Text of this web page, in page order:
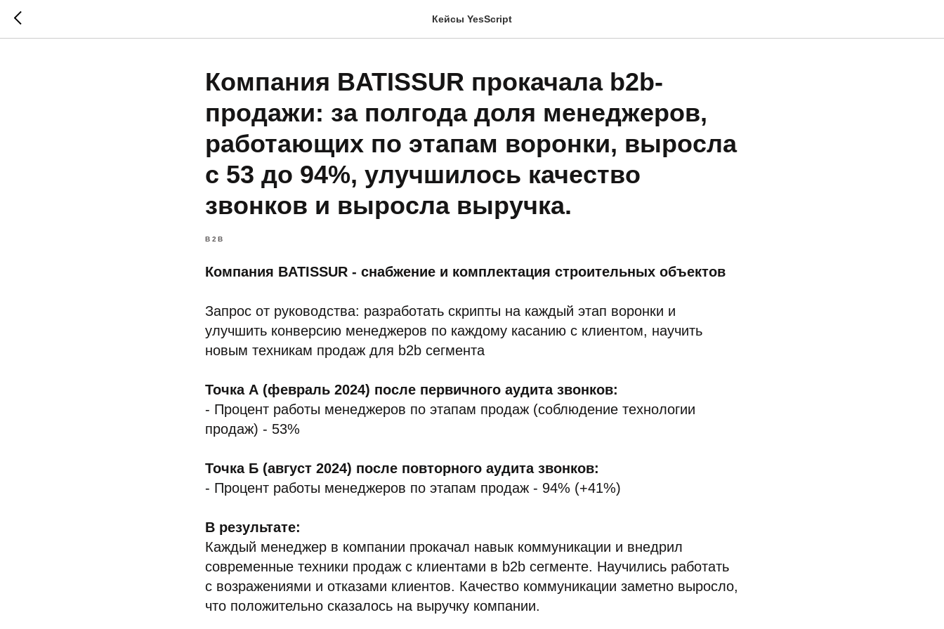
Кейсы YesScript
Компания BATISSUR прокачала b2b-
продажи: за полгода доля менеджеров,
работающих по этапам воронки, выросла
с 53 до 94%, улучшилось качество
звонков и выросла выручка.
B2B
Компания BATISSUR - снабжение и комплектация строительных объектов
Запрос от руководства: разработать скрипты на каждый этап воронки и
улучшить конверсию менеджеров по каждому касанию с клиентом, научить
новым техникам продаж для b2b сегмента
Точка А (февраль 2024) после первичного аудита звонков:
- Процент работы менеджеров по этапам продаж (соблюдение технологии
продаж) - 53%
Точка Б (август 2024) после повторного аудита звонков:
- Процент работы менеджеров по этапам продаж - 94% (+41%)
В результате:
Каждый менеджер в компании прокачал навык коммуникации и внедрил
современные техники продаж с клиентами в b2b сегменте. Научились работать
с возражениями и отказами клиентов. Качество коммуникации заметно выросло,
что положительно сказалось на выручку компании.